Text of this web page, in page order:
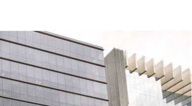
PALETERÍA
DE FV PARA ELEVAR TU ESPACIO